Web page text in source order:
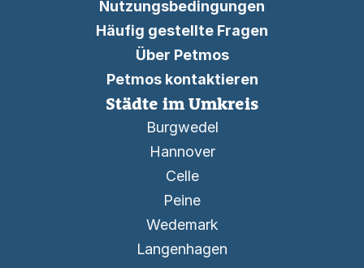
Nutzungsbedingungen
Häufig gestellte Fragen
Über Petmos
Petmos kontaktieren
Städte im Umkreis
Burgwedel
Hannover
Celle
Peine
Wedemark
Langenhagen